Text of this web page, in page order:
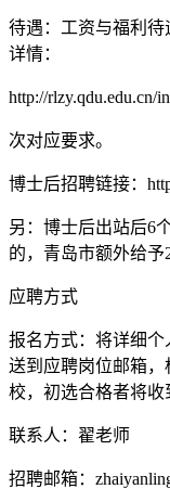
待遇：工资与福利
详情：
http://rlzy.qdu.edu.cn/
次对应要求。
博士后招聘链接：
另：博士后出站后6
的，青岛市额外给予
应聘方式
报名方式：将详细
送到应聘岗位邮箱
校，初选合格者将收
联系人：翟老师
招聘邮箱：